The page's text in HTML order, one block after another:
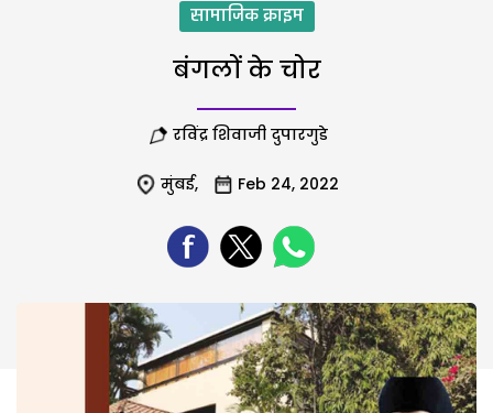
सामाजिक क्राइम
बंगलों के चोर
रविंद्र शिवाजी दुपारगुडे
मुंबई, Feb 24, 2022